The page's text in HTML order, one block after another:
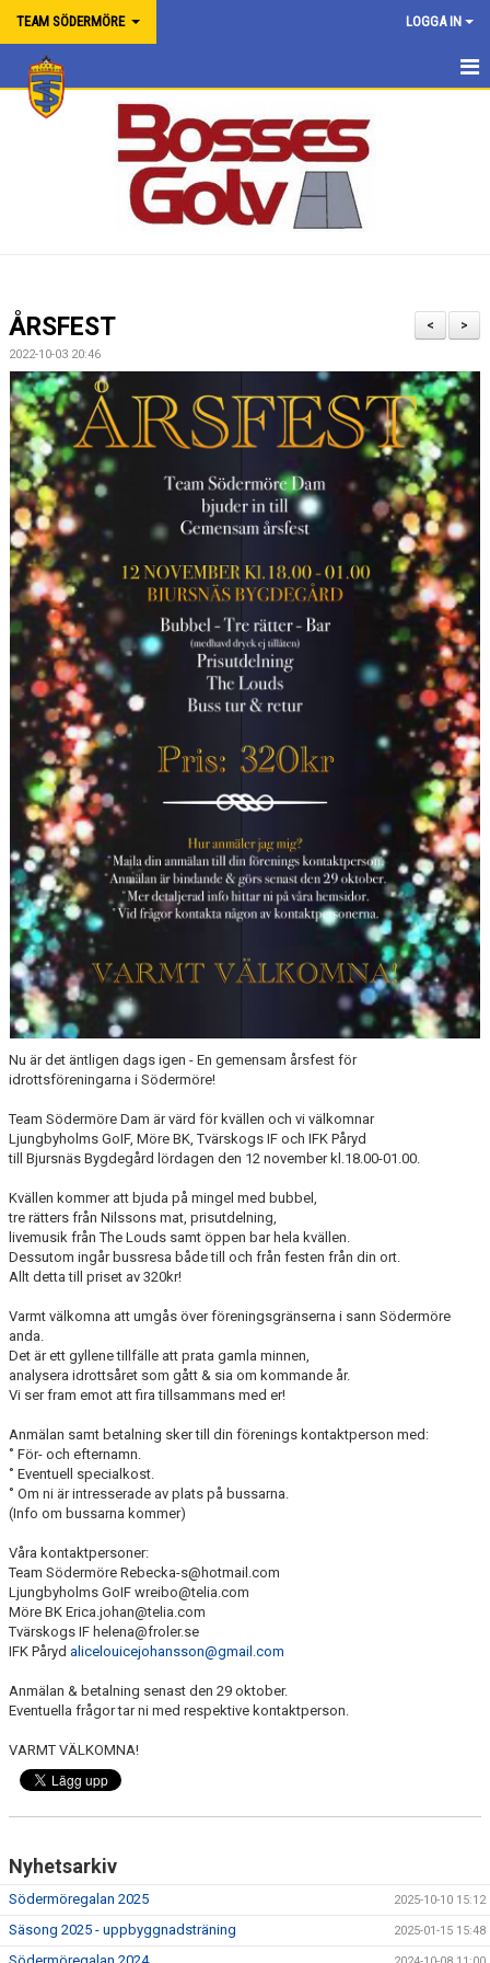
TEAM SÖDERMÖRE LOGGA IN
HEM
TRUPPEN
BILDGALLERI
DOKUMENT
LÄNKAR
STYRELSE
POLICYS/RIKTLINJER
KLUBBSHOPEN
>
<
ÅRSFEST
2022-10-03 20:46
Nu är det äntligen dags igen - En gemensam årsfest för
idrottsföreningarna i Södermöre!
Team Södermöre Dam är värd för kvällen och vi välkomnar
Ljungbyholms GoIF, Möre BK, Tvärskogs IF och IFK Påryd
till Bjursnäs Bygdegård lördagen den 12 november kl.18.00-01.00.
Kvällen kommer att bjuda på mingel med bubbel,
tre rätters från Nilssons mat, prisutdelning,
livemusik från The Louds samt öppen bar hela kvällen.
Dessutom ingår bussresa både till och från festen från din ort.
Allt detta till priset av 320kr!
Varmt välkomna att umgås över föreningsgränserna i sann Södermöre
anda.
Det är ett gyllene tillfälle att prata gamla minnen,
analysera idrottsåret som gått & sia om kommande år.
Vi ser fram emot att fira tillsammans med er!
Anmälan samt betalning sker till din förenings kontaktperson med:
˚ För- och efternamn.
˚ Eventuell specialkost.
˚ Om ni är intresserade av plats på bussarna.
(Info om bussarna kommer)
Våra kontaktpersoner:
Team Södermöre Rebecka-s@hotmail.com
Ljungbyholms GoIF wreibo@telia.com
Möre BK Erica.johan@telia.com
Tvärskogs IF helena@froler.se
IFK Påryd alicelouicejohansson@gmail.com
Anmälan & betalning senast den 29 oktober.
Eventuella frågor tar ni med respektive kontaktperson.
VARMT VÄLKOMNA!
Nyhetsarkiv
Södermöregalan 2025 2025-10-10 15:12
Säsong 2025 - uppbyggnadsträning 2025-01-15 15:48